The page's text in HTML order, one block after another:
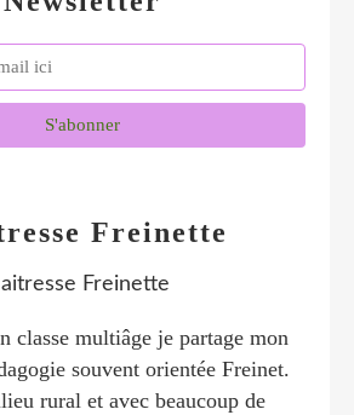
Freinette
classe multiâge je partage mon
souvent orientée Freinet.
rural et avec beaucoup de